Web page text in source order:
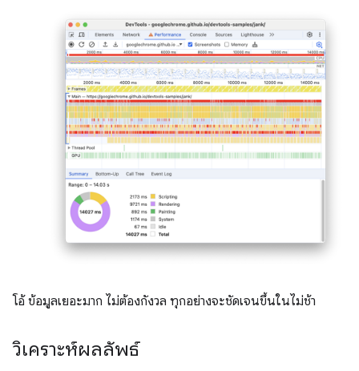
โอ้ ข้อมูลเยอะมาก ไม่ต้องกังวล ทุกอย่างจะชัดเจนขึ้นในไม่ช้า
วิเคราะห์ผลลัพธ์